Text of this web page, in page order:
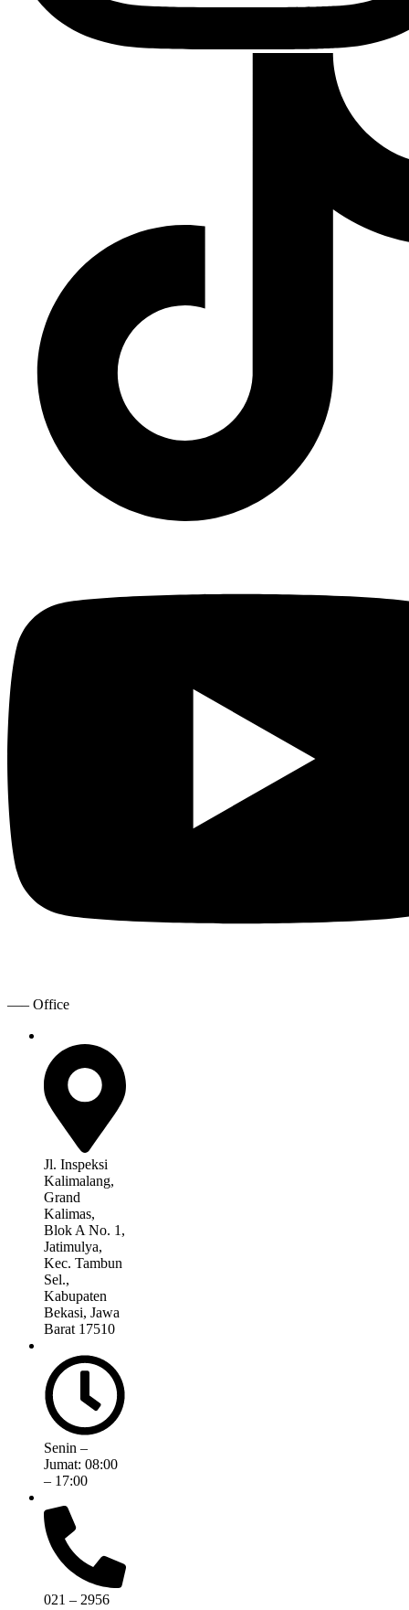
—– Office
Jl. Inspeksi
Kalimalang,
Grand
Kalimas,
Blok A No. 1,
Jatimulya,
Kec. Tambun
Sel.,
Kabupaten
Bekasi, Jawa
Barat 17510
Senin –
Jumat: 08:00
– 17:00
021 – 2956